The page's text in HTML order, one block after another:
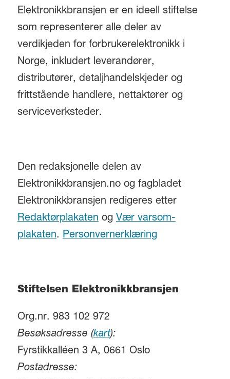
Elektronikkbransjen er en ideell stiftelse
som representerer alle deler av
verdikjeden for forbrukerelektronikk i
Norge, inkludert leverandører,
distributører, detaljhandelskjeder og
frittstående handlere, nettaktører og
serviceverksteder.
Den redaksjonelle delen av
Elektronikkbransjen.no og fagbladet
Elektronikkbransjen redigeres etter
Redaktørplakatenog Vær varsom-
plakaten. Personvernerklæring
Stiftelsen Elektronikkbransjen
Org.nr. 983 102 972
Besøksadresse (kart):
Fyrstikkalléen 3 A, 0661 Oslo
Postadresse: